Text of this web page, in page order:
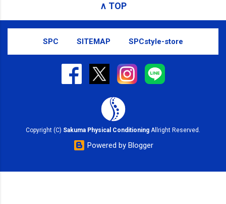
ルコンディショニング(@spcstyle) - Twilog . To stop
receiving these emails, you may unsubscribe now .
Amphitheatre Parkway, Mountain View, CA 94043,
United States
∧ TOP
SPC SITEMAP SPCstyle-store
Copyright (C) Sakuma Physical Conditioning Allright Reserved.
Powered by Blogger